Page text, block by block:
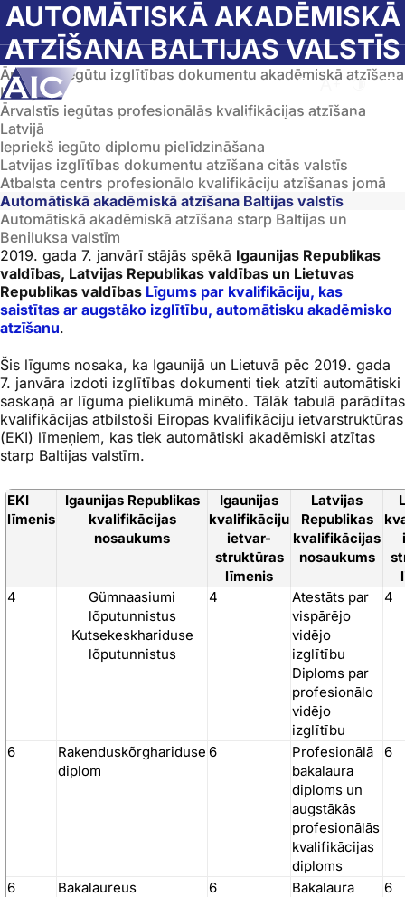
Skip to main content
Sākumlapa ➝ Diplomatzīšana ➝ Automātiskā akadēmiskā atzīšana Baltijas
AUTOMĀTISKĀ AKADĒMISKĀ
ATZĪŠANA BALTIJAS VALSTĪS
Ārvalstīs iegūtu izglītības dokumentu akadēmiskā atzīšana
Latvijā
Ārvalstīs iegūtas profesionālās kvalifikācijas atzīšana
Latvijā
Iepriekš iegūto diplomu pielīdzināšana
Latvijas izglītības dokumentu atzīšana citās valstīs
Atbalsta centrs profesionālo kvalifikāciju atzīšanas jomā
Automātiskā akadēmiskā atzīšana Baltijas valstīs
Automātiskā akadēmiskā atzīšana starp Baltijas un
Beniluksa valstīm
2019. gada 7. janvārī stājās spēkā Igaunijas Republikas
valdības, Latvijas Republikas valdības un Lietuvas
Republikas valdības Līgums par kvalifikāciju, kas
saistītas ar augstāko izglītību, automātisku akadēmisko
atzīšanu.
Šis līgums nosaka, ka Igaunijā un Lietuvā pēc 2019. gada
7. janvāra izdoti izglītības dokumenti tiek atzīti automātiski
saskaņā ar līguma pielikumā minēto. Tālāk tabulā parādītas
kvalifikācijas atbilstoši Eiropas kvalifikāciju ietvarstruktūras
(EKI) līmeņiem, kas tiek automātiski akadēmiski atzītas
starp Baltijas valstīm.
EKI
līmenis
Igaunijas Republikas
kvalifikācijas
nosaukums
Igaunijas
kvalifikāciju
ietvar-
struktūras
līmenis
Latvijas
Republikas
kvalifikācijas
nosaukums
4
Gümnaasiumi
lõputunnistus
Kutsekeskhariduse
lõputunnistus
4
Atestāts par
vispārējo
vidējo
izglītību
Diploms par
profesionālo
vidējo
izglītību
4
6
Rakenduskõrghariduse
diplom
6
Profesionālā
bakalaura
diploms un
augstākās
profesionālās
kvalifikācijas
diploms
6
6 Bakalaureus 6
Bakalaura
6